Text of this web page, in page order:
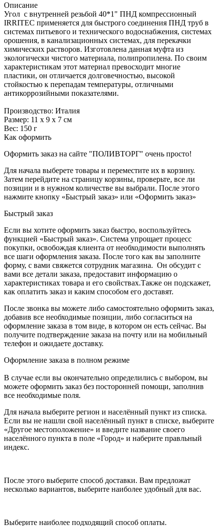
Описание
Угол с внутренней резьбой 40*1" ПНД компрессионный
IRRITEC применяется для быстрого соединения ПНД труб в
системах питьевого и технического водоснабжения, системах
орошения, в канализационных системах, для перекачки
химических растворов. Изготовлена данная муфта из
экологически чистого материала, полипропилена. По своим
характеристикам этот материал превосходит многие
пластики, он отличается долговечностью, высокой
стойкостью к перепадам температуры, отличными
антикоррозийными показателями.
Производство: Италия
Размер: 11 х 9 х 7 см
Вес: 150 г
Как оформить
Оформить заказ на сайте "ПОЛИВТОРГ" очень просто!
Для начала выберете товары и переместите их в корзину.
Затем перейдите на страницу корзины, проверьте, все ли
позиции и в нужном количестве вы выбрали. После этого
нажмите кнопку «Быстрый заказ» или «Оформить заказ»
Быстрый заказ
Если вы хотите оформить заказ быстро, воспользуйтесь
функцией «Быстрый заказ». Система упрощает процесс
покупки, освобождая клиента от необходимости выполнять
все шаги оформления заказа. После того как вы заполните
форму, с вами свяжется сотрудник магазина. Он обсудит с
вами все детали заказа, предоставит информацию о
характеристиках товара и его свойствах.Также он подскажет,
как оплатить заказ и каким способом его доставят.
После звонка вы можете либо самостоятельно оформить заказ,
добавив все необходимые позиции, либо согласиться на
оформление заказа в том виде, в котором он есть сейчас. Вы
получите подтверждение заказа на почту или на мобильный
телефон и ожидаете доставку.
Оформление заказа в полном режиме
В случае если вы окончательно определились с выбором, вы
можете оформить заказ без посторонней помощи, заполнив
все необходимые поля.
Для начала выберите регион и населённый пункт из списка.
Если вы не нашли свой населённый пункт в списке, выберите
«Другое местоположение» и введите название своего
населённого пункта в поле «Город» и наберите правльный
индекс.
После этого выберите способ доставки. Вам предложат
несколько вариантов, выберите наиболее удобный для вас.
Выберите наиболее подходящий способ оплаты.